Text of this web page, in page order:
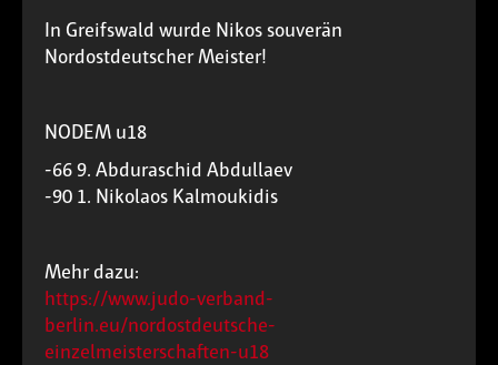
In Greifswald wurde Nikos souverän
Nordostdeutscher Meister!
NODEM u18
-66 9. Abduraschid Abdullaev
-90 1. Nikolaos Kalmoukidis
Mehr dazu:
https://www.judo-verband-
berlin.eu/nordostdeutsche-
einzelmeisterschaften-u18